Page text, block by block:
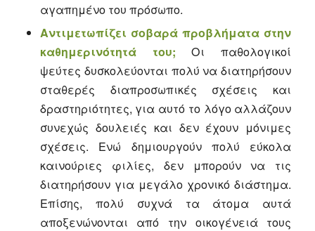
αγαπημένο του πρόσωπο.
Αντιμετωπίζει σοβαρά προβλήματα στην
καθημερινότητά του; Οι παθολογικοί
ψεύτες δυσκολεύονται πολύ να διατηρήσουν
σταθερές διαπροσωπικές σχέσεις και
δραστηριότητες, για αυτό το λόγο αλλάζουν
συνεχώς δουλειές και δεν έχουν μόνιμες
σχέσεις. Ενώ δημιουργούν πολύ εύκολα
καινούριες φιλίες, δεν μπορούν να τις
διατηρήσουν για μεγάλο χρονικό διάστημα.
Επίσης, πολύ συχνά τα άτομα αυτά
αποξενώνονται από την οικογένειά τους